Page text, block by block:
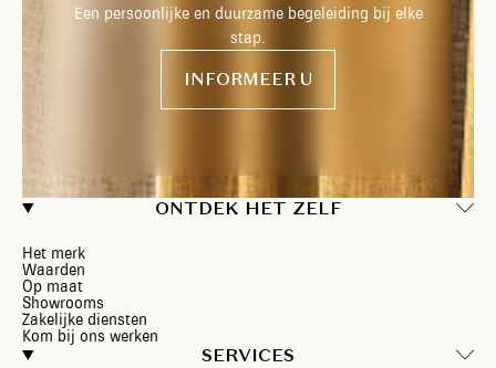
ONTDEK HET ZELF
Het merk
Waarden
Op maat
Showrooms
Zakelijke diensten
Kom bij ons werken
SERVICES
Een persoonlijke en duurzame begeleiding bij elke
stap.
INFORMEER U